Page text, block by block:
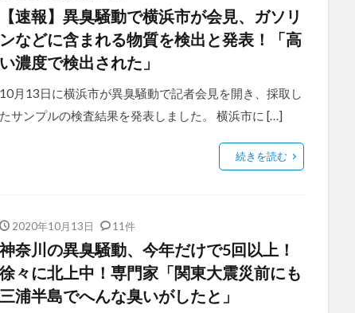
【速報】異臭騒動で横浜市が会見、ガソリ
ンなどに含まれる物質を検出と発表！「高
い濃度で検出された」
10月13日に横浜市が異臭騒動で記者会見を開き、採取し
たサンプルの検査結果を発表しました。 横浜市に […]
続きを読む
2020年10月13日 11件
神奈川の異臭騒動、今年だけで5回以上！
徐々に北上中！専門家「関東大震災前にも
三浦半島でへんな臭いがしたと」